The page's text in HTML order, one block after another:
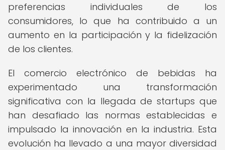
preferencias individuales de los
consumidores, lo que ha contribuido a un
aumento en la participación y la fidelización
de los clientes.
El comercio electrónico de bebidas ha
experimentado una transformación
significativa con la llegada de startups que
han desafiado las normas establecidas e
impulsado la innovación en la industria. Esta
evolución ha llevado a una mayor diversidad